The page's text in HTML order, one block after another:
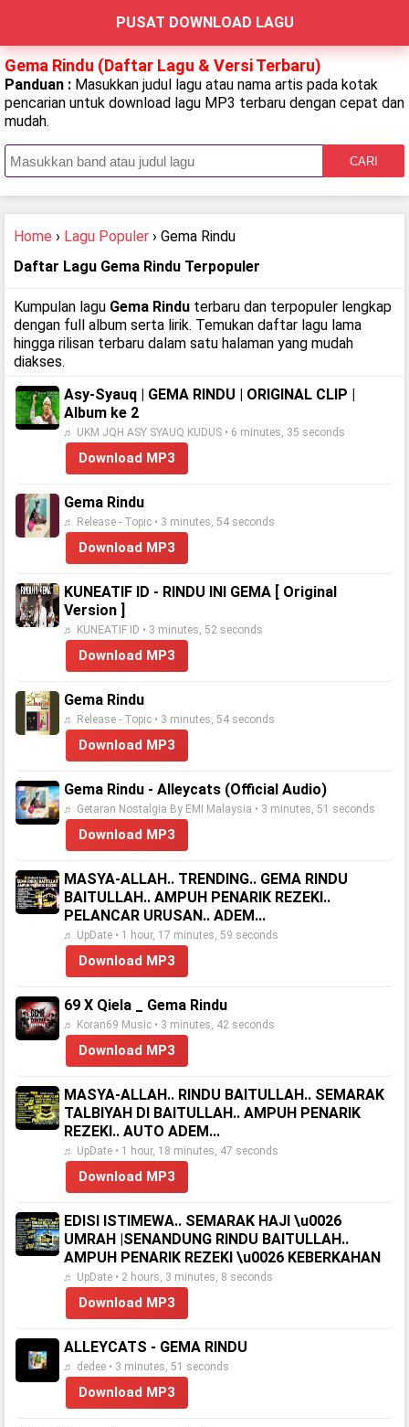
PUSAT DOWNLOAD LAGU
Gema Rindu (Daftar Lagu & Versi Terbaru)
Panduan : Masukkan judul lagu atau nama artis pada kotak
pencarian untuk download lagu MP3 terbaru dengan cepat dan
mudah.
CARI
Home › Lagu Populer › Gema Rindu
Daftar Lagu Gema Rindu Terpopuler
Kumpulan lagu Gema Rindu terbaru dan terpopuler lengkap
dengan full album serta lirik. Temukan daftar lagu lama
hingga rilisan terbaru dalam satu halaman yang mudah
diakses.
Asy-Syauq | GEMA RINDU | ORIGINAL CLIP |
Album ke 2
♬ UKM JQH ASY SYAUQ KUDUS • 6 minutes, 35 seconds
Download MP3
Gema Rindu
♬ Release - Topic • 3 minutes, 54 seconds
Download MP3
KUNEATIF ID - RINDU INI GEMA [ Original
Version ]
♬ KUNEATIF ID • 3 minutes, 52 seconds
Download MP3
Gema Rindu
♬ Release - Topic • 3 minutes, 54 seconds
Download MP3
Gema Rindu - Alleycats (Official Audio)
♬ Getaran Nostalgia By EMI Malaysia • 3 minutes, 51 seconds
Download MP3
MASYA-ALLAH.. TRENDING.. GEMA RINDU
BAITULLAH.. AMPUH PENARIK REZEKI..
PELANCAR URUSAN.. ADEM...
♬ UpDate • 1 hour, 17 minutes, 59 seconds
Download MP3
69 X Qiela _ Gema Rindu
♬ Koran69 Music • 3 minutes, 42 seconds
Download MP3
MASYA-ALLAH.. RINDU BAITULLAH.. SEMARAK
TALBIYAH DI BAITULLAH.. AMPUH PENARIK
REZEKI.. AUTO ADEM...
♬ UpDate • 1 hour, 18 minutes, 47 seconds
Download MP3
EDISI ISTIMEWA.. SEMARAK HAJI \u0026
UMRAH |SENANDUNG RINDU BAITULLAH..
AMPUH PENARIK REZEKI \u0026 KEBERKAHAN
♬ UpDate • 2 hours, 3 minutes, 8 seconds
Download MP3
ALLEYCATS - GEMA RINDU
♬ dedee • 3 minutes, 51 seconds
Download MP3